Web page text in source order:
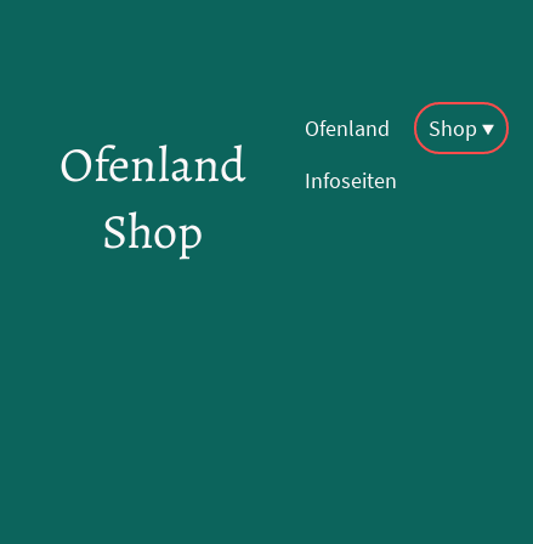
Ofenland
Shop
Ofenland Shop
Infoseiten